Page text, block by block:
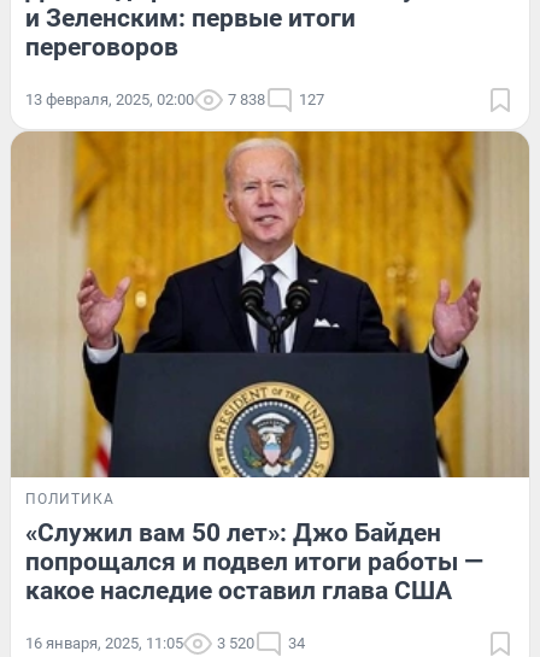
и Зеленским: первые итоги
переговоров
13 февраля, 2025, 02:00 7 838 127
ПОЛИТИКА
«Служил вам 50 лет»: Джо Байден
попрощался и подвел итоги работы —
какое наследие оставил глава США
16 января, 2025, 11:05 3 520 34